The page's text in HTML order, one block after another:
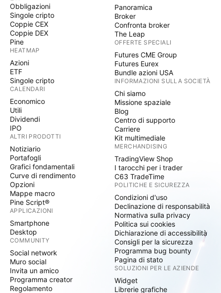
Obbligazioni
Singole cripto
Coppie CEX
Coppie DEX
Pine
HEATMAP
Azioni
ETF
Singole cripto
CALENDARI
Economico
Utili
Dividendi
IPO
ALTRI PRODOTTI
Notiziario
Portafogli
Grafici fondamentali
Curve di rendimento
Opzioni
Mappe macro
Pine Script®
APPLICAZIONI
Smartphone
Desktop
COMMUNITY
Social network
Muro social
Invita un amico
Programma creator
Regolamento
Panoramica
Broker
Confronta broker
The Leap
OFFERTE SPECIALI
Futures CME Group
Futures Eurex
Bundle azioni USA
INFORMAZIONI SULLA SOCIETÀ
Chi siamo
Missione spaziale
Blog
Centro di supporto
Carriere
Kit multimediale
MERCHANDISING
TradingView Shop
I tarocchi per i trader
C63 TradeTime
POLITICHE E SICUREZZA
Condizioni d'uso
Declinazione di responsabilità
Normativa sulla privacy
Politica sui cookies
Dichiarazione di accessibilità
Consigli per la sicurezza
Programma bug bounty
Pagina di stato
SOLUZIONI PER LE AZIENDE
Widget
Librerie grafiche